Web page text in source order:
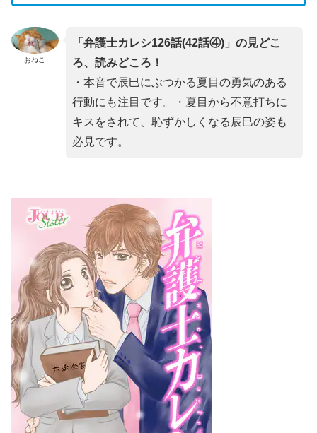
おねこ
「弁護士カレシ126話(42話④)」の見どこ
ろ、読みどころ！
・本音で辰巳にぶつかる夏目の勇気のある
行動にも注目です。・夏目から不意打ちに
キスをされて、恥ずかしくなる辰巳の姿も
必見です。